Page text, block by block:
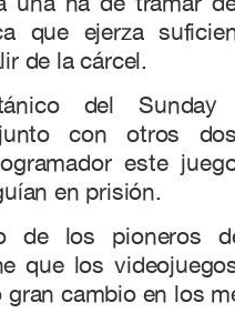
que ejerza
de la cárcel.
del Sunday
con otros
este
en prisión.
de los pioneros
que los
gran cambio en los